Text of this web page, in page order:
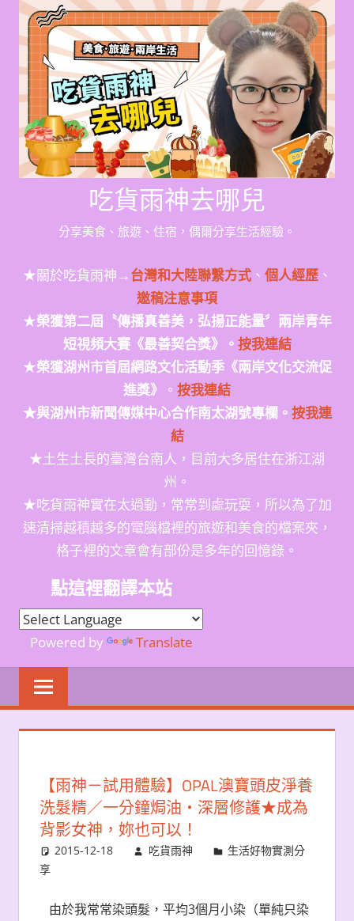
Skip
content
吃貨雨神去哪兒
分享美食、旅遊、住宿，偶爾分享生活經驗。
★關於吃貨雨神→台灣和大陸聯繫方式、 個人經歷、
邀稿注意事項
★榮獲第二屆〝傳播真善美，弘揚正能量〞兩岸青年
短視頻大賽《最善契合獎》。 按我連結
★榮獲湖州市首屆網路文化活動季《兩岸文化交流促
進獎》
。 按我連結
★與湖州市新聞傳媒中心合作南太湖號專欄。 按我連
結
★土生土長的臺灣台南人，目前大多居住在浙江湖
州。
★吃貨雨神實在太過動，常常到處玩耍，所以為了加
速清掃越積越多的電腦檔裡的旅遊和美食的檔案夾，
格子裡的文章會有部份是多年的回憶錄。
點這裡翻譯本站
Powered by Translate
【雨神－試用體驗】OPAL澳寶頭皮淨養
洗髮精／一分鐘焗油‧深層修護★成為
背影女神，妳也可以！
2015-12-18 吃貨雨神
生活好物實測分
享
由於我常常染頭髮，平均3個月小染（單純只染